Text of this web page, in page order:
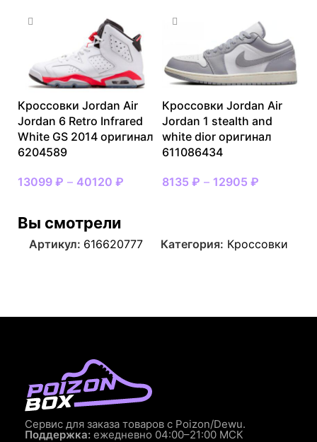
Кроссовки Jordan Air
Jordan 6 Retro Infrared
White GS 2014 оригинал
6204589
13099 ₽ – 40120 ₽
Кроссовки Jordan Air
Jordan 1 stealth and
white dior оригинал
611086434
8135 ₽ – 12905 ₽
Вы смотрели
Артикул: 616620777 Категория: Кроссовки
Сервис для заказа товаров с Poizon/Dewu.
Поддержка: ежедневно 04:00–21:00 МСК